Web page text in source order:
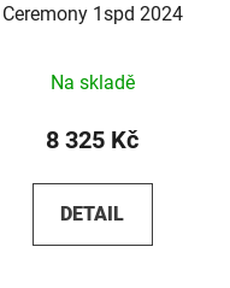
Ceremony 1spd 2024
Na skladě
8 325 Kč
DETAIL